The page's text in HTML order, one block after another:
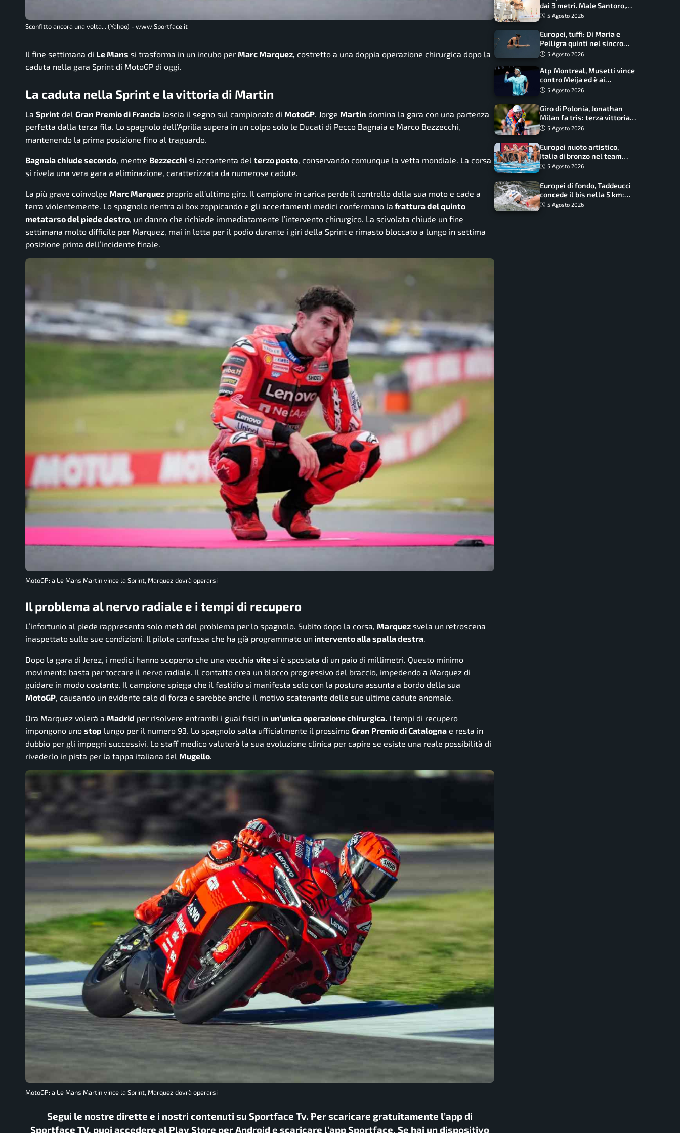
Sconfitto ancora una volta... (Yahoo) - www.Sportface.it
Il fine settimana di Le Mans si trasforma in un incubo per Marc Marquez, costretto a una doppia operazione chirurgica dopo la
caduta nella gara Sprint di MotoGP di oggi.
La caduta nella Sprint e la vittoria di Martin
La Sprint del Gran Premio di Francia lascia il segno sul campionato di MotoGP . Jorge Martin domina la gara con una partenza
perfetta dalla terza fila. Lo spagnolo dell’Aprilia supera in un colpo solo le Ducati di Pecco Bagnaia e Marco Bezzecchi,
mantenendo la prima posizione fino al traguardo.
Bagnaia chiude secondo , mentre Bezzecchi si accontenta del terzo posto , conservando comunque la vetta mondiale. La corsa
si rivela una vera gara a eliminazione, caratterizzata da numerose cadute.
La più grave coinvolge Marc Marquez proprio all’ultimo giro. Il campione in carica perde il controllo della sua moto e cade a
terra violentemente. Lo spagnolo rientra ai box zoppicando e gli accertamenti medici confermano la frattura del quinto
metatarso del piede destro , un danno che richiede immediatamente l’intervento chirurgico. La scivolata chiude un fine
settimana molto difficile per Marquez, mai in lotta per il podio durante i giri della Sprint e rimasto bloccato a lungo in settima
posizione prima dell’incidente finale.
MotoGP: a Le Mans Martin vince la Sprint, Marquez dovrà operarsi
Il problema al nervo radiale e i tempi di recupero
L’infortunio al piede rappresenta solo metà del problema per lo spagnolo. Subito dopo la corsa, Marquez svela un retroscena
inaspettato sulle sue condizioni. Il pilota confessa che ha già programmato un intervento alla spalla destra.
Dopo la gara di Jerez, i medici hanno scoperto che una vecchia vite si è spostata di un paio di millimetri. Questo minimo
movimento basta per toccare il nervo radiale. Il contatto crea un blocco progressivo del braccio, impedendo a Marquez di
guidare in modo costante. Il campione spiega che il fastidio si manifesta solo con la postura assunta a bordo della sua
MotoGP, causando un evidente calo di forza e sarebbe anche il motivo scatenante delle sue ultime cadute anomale.
Ora Marquez volerà a Madrid per risolvere entrambi i guai fisici in un’unica operazione chirurgica. I tempi di recupero
impongono uno stop lungo per il numero 93. Lo spagnolo salta ufficialmente il prossimo Gran Premio di Catalogna e resta in
dubbio per gli impegni successivi. Lo staff medico valuterà la sua evoluzione clinica per capire se esiste una reale possibilità di
rivederlo in pista per la tappa italiana del Mugello.
MotoGP: a Le Mans Martin vince la Sprint, Marquez dovrà operarsi
Segui le nostre dirette e i nostri contenuti su Sportface Tv. Per scaricare gratuitamente l’app di
Sportface TV, puoi accedere al Play Store per Android e scaricare l’app Sportface. Se hai un dispositivo
dai 3 metri. Male Santoro,
Wesemann si prende l’oro
5 Agosto 2026
Europei, tuffi: Di Maria e
Pelligra quinti nel sincro
misto. Oro all’Ucraina
5 Agosto 2026
Atp Montreal, Musetti vince
contro Meija ed è ai
sedicesimi
5 Agosto 2026
Giro di Polonia, Jonathan
Milan fa tris: terza vittoria
consecutiva e primato
5 Agosto 2026
Europei nuoto artistico,
Italia di bronzo nel team
acrobatic: terzo podio
5 Agosto 2026
Europei di fondo, Taddeucci
concede il bis nella 5 km:
oro azzurro, Pozzobon
5 Agosto 2026